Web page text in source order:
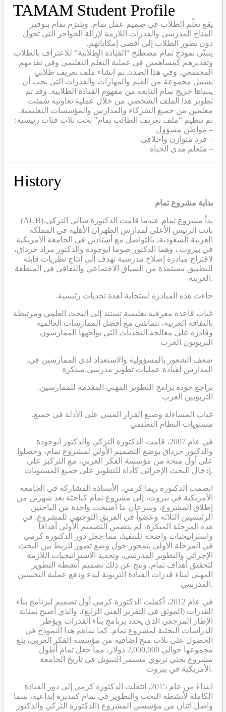
TAMAM Student Profile
يقع تعلّم الطلاب في صميم عمل تمام. ويلتزم تمام بتوفير
المناخ المدرسي والقدرات اللازمة لإزالة الحواجز التي تحول
دون تطور الطلاب إلى أقصى إمكاناتهم.
يتبنّى نموذج تمام مصطلح “القيادة الطلابية” للاعتراف بالطلاب
وتقديرهم كمساهمين في عملية التعلّم التعليمي وفي تقدمهم
المجتمعي. وفي هذا الصدد، تم إنشاء ملف تعريف طلابي
يشمل مجموعة من القيم والمهارات والقدرات التي يجب أن
يتبناها خريج تمام النابعة من مفهوم القيادة الطلابية. وقد تم
تطوير هذا الملف الشخصي من خلال عملية تعاونية شملت
معلمين من جميع الشركاء والمدارس والمؤسسات التعليمية.
تم تنظيم “ملف تعريف الطالب تمام” تحت ثلاث فئات رئيسية:
– مواطن مسؤول
– فرد متوازن وأخلاقي
– متعلم مدى الحياة
History
بداية مشروع تمام
(AUB)بدأ مشروع تمام عندما قامت الدكتورة سالي التركي،
نائب الرئيس الأعلى لمدارس الظهران الأهلية في المملكة
العربية السعودية، بالتواصل مع أستاذين في الجامعة الأمريكية
في بيروت ، وهما الدكتور صوما ابوجودة والدكتور مراد جرداق،
لاقتراح مبادرة إصلاح مدرسية تهدف إلى إنتاج نظريات قابلة
للتطبيق مستمدة من السياق الاجتماعي والثقافي في المنطقة
العربية.
.جاءت هذه المبادرة استجابة لعدة تحديات رئيسية
غياب قاعدة معرفية تعليمية تستند إلى البحث العلمي ومرتبطة
بالثقافة العربية، تتماشى مع أفضل الممارسات العالمية
وقادرة على معالجة التحديات التي يواجهها الممارسون
التربويون العرب
.ضعف الشعور بالمسؤولية والاستعداد لدى الممارسين في
المدارس لقيادة عمليات تطوير مدرسي مبتكرة
.تراجع جودة برامج التطوير المهني المقدمة للممارسين
التربويين العرب
.غياب المساءلة وصنع القرار المبني على الأدلة في جميع
مستويات النظام التعليمي
في عام 2007، قامت الدكتورة التركي والدكتور ابوجودة
والدكتور جرداق بوضع التصميم الأولي لمشروع تمام، وحصلوا
على أول منحة من مؤسسة الفكر العربي، مع التركيز على
إدخال البحث الإجرائي كأداة للتطوير على جميع المستويات.
انضمت الدكتورة ريما كرمي، الأستاذة المشاركة في الجامعة
الأمريكية في بيروت، إلى مشروع تمام كباحثة بعد شهرين من
إطلاق المشروع، وسرعان ما أصبحت واحدة من الباحثين
الرئيسيين الثلاثة وعضواً في الفريق التوجيهي للمشروع. في
هذه المرحلة المبكرة، لم يتضمن التصميم الأولي أهدافاً
واستراتيجيات واضحة للتنفيذ، مما جعل دور الدكتورة كرمي
في المرحلة الأولى يتمحور حول وضع تصور للربط بين البحث
الإجرائي والتطوير المدرسي، وتحديد الاستراتيجيات اللازمة
لتحقيق أهداف تمام. ونتج عن ذلك تصميم أنشطة التطوير
المهني لبناء قدرات القيادة التربوية لبدء ودفع عملية التحسين
المدرسي.
في عام 2012، أكملت الدكتورة كرمي أول تصميم لبرنامج بناء
القدرات (الموثق في التقرير الفني الرابع)، والذي أصبح بمثابة
الإطار المرجعي الذي يحدد برنامج بناء القدرات ويؤطر
الدراسات البحثية لمشروع تمام. كما ساهم هذا النموذج في
الحصول على ثلاث منح إضافية من مؤسسة الفكر العربي، بلغ
مجموعها حوالي 2,000,000 دولار، مما جعل تمام أطول
مشروع بحثي تربوي مستمر التمويل في تاريخ الجامعة
الأمريكية في بيروت.
ابتداءً من عام 2015، انتقلت الدكتورة كرمي إلى دور القيادة
الكاملة لأنشطة البحث والتطوير في تمام كمديرة إبداعية، بينما
واصل اثنان من مؤسسي المشروع (الدكتورة التركي والدكتور